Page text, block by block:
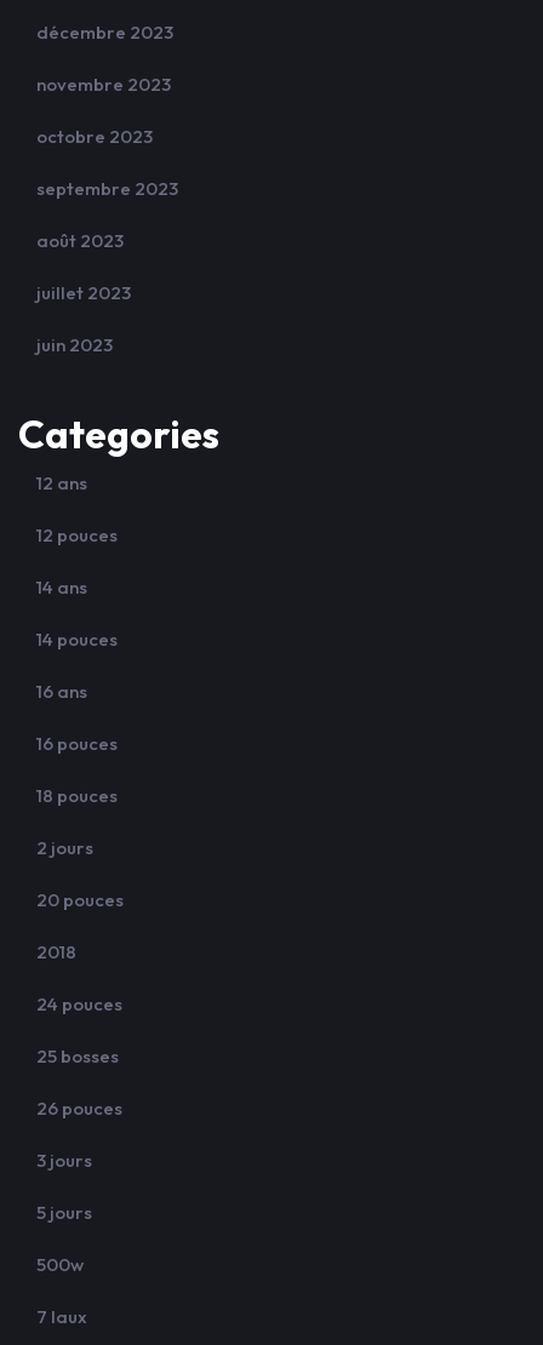
décembre 2023
novembre 2023
octobre 2023
septembre 2023
août 2023
juillet 2023
juin 2023
Categories
12 ans
12 pouces
14 ans
14 pouces
16 ans
16 pouces
18 pouces
2 jours
20 pouces
2018
24 pouces
25 bosses
26 pouces
3 jours
5 jours
500w
7 laux